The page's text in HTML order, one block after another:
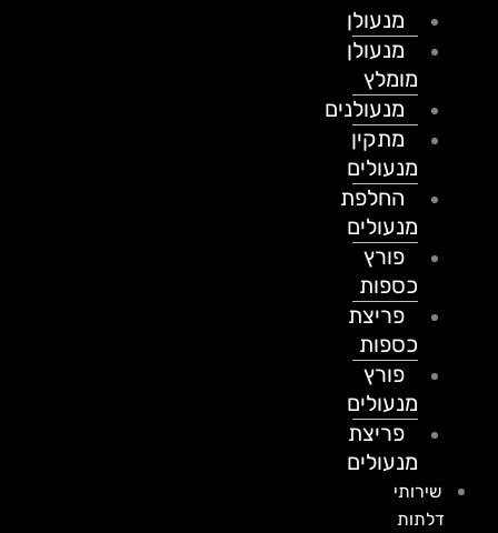
מנעולן
מנעולן
מומלץ
מנעולנים
מתקין
מנעולים
החלפת
מנעולים
פורץ
כספות
פריצת
כספות
פורץ
מנעולים
פריצת
מנעולים
שירותי
דלתות